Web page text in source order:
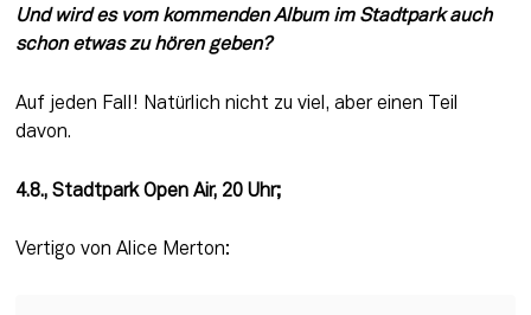
Und wird es vom kommenden Album im Stadtpark auch
schon etwas zu hören geben?
Auf jeden Fall! Natürlich nicht zu viel, aber einen Teil
davon.
4.8., Stadtpark Open Air, 20 Uhr;
Vertigo von Alice Merton: